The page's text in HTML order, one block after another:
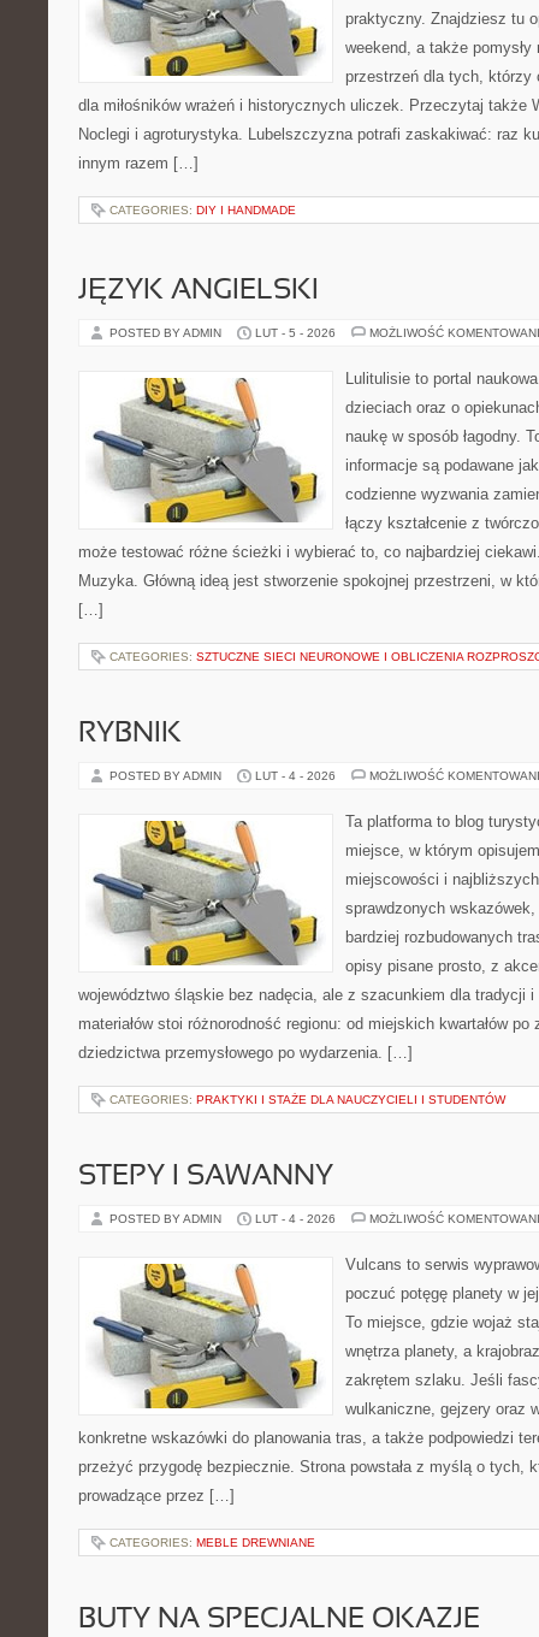
praktyczny. Znajdziesz tu
weekend, a także
przestrzeń dla tych, którzy
dla miłośników wrażeń i historycznych uliczek. Przeczytaj także
Noclegi i agroturystyka. Lubelszczyzna potrafi zaskakiwać: raz
innym razem […]
CATEGORIES: DIY I HANDMADE
JĘZYK ANGIELSKI
POSTED BY ADMIN LUT - 5 - 2026 MOŻLIWOŚĆ
Lulitulisie to portal
dzieciach oraz o
naukę w sposób łagodny.
informacje są podawane
codzienne wyzwania
łączy kształcenie z
może testować różne ścieżki i wybierać to, co najbardziej
Muzyka. Główną ideą jest stworzenie spokojnej przestrzeni, w
[…]
CATEGORIES: SZTUCZNE SIECI NEURONOWE I OBLICZENIA
RYBNIK
POSTED BY ADMIN LUT - 4 - 2026 MOŻLIWOŚĆ
Ta platforma to blog
miejsce, w którym
miejscowości i
sprawdzonych
bardziej rozbudowanych
opisy pisane prosto, z
województwo śląskie bez nadęcia, ale z szacunkiem dla tradycji
materiałów stoi różnorodność regionu: od miejskich kwartałów po
dziedzictwa przemysłowego po wydarzenia. […]
CATEGORIES: PRAKTYKI I STAŻE DLA NAUCZYCIELI I STUDENTÓW
STEPY I SAWANNY
POSTED BY ADMIN LUT - 4 - 2026 MOŻLIWOŚĆ
Vulcans to serwis
poczuć potęgę planety w
To miejsce, gdzie wojaż
wnętrza planety, a
zakrętem szlaku. Jeśli
wulkaniczne, gejzery oraz
konkretne wskazówki do planowania tras, a także podpowiedzi
przeżyć przygodę bezpiecznie. Strona powstała z myślą o tych,
prowadzące przez […]
CATEGORIES: MEBLE DREWNIANE
BUTY NA SPECJALNE OKAZJE